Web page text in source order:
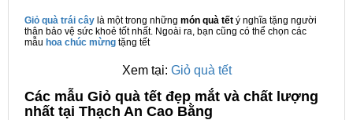
Giỏ quà trái cây là một trong những món quà tết ý nghĩa tặng người
thân bảo vệ sức khoẻ tốt nhất. Ngoài ra, bạn cũng có thể chọn các
mẫu hoa chúc mừng tặng tết
Xem tại: Giỏ quà tết
Các mẫu Giỏ quà tết đẹp mắt và chất lượng
nhất tại Thạch An Cao Bằng